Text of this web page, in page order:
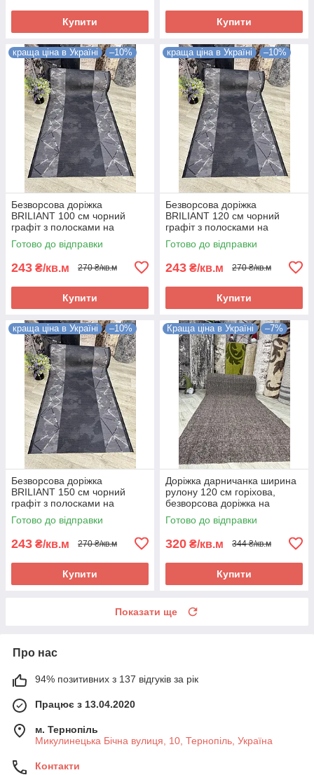
Купити Купити
краща ціна в Україні –10%
Безворсова доріжка
BRILIANT 100 см чорний
графіт з полосками на
підлогу на кухню, в коридор
Готово до відправки
243 ₴/кв.м 270 ₴/кв.м
Купити
краща ціна в Україні –10%
Безворсова доріжка
BRILIANT 120 см чорний
графіт з полосками на
підлогу на кухню, в коридор
Готово до відправки
243 ₴/кв.м 270 ₴/кв.м
Купити
краща ціна в Україні –10%
Безворсова доріжка
BRILIANT 150 см чорний
графіт з полосками на
підлогу на кухню, в коридор
Готово до відправки
243 ₴/кв.м 270 ₴/кв.м
Купити
Краща ціна в Україні –7%
Доріжка дарничанка ширина
рулону 120 см горіхова,
безворсова доріжка на
підлогу, прошита, петельна
Готово до відправки
320 ₴/кв.м 344 ₴/кв.м
Купити
Показати ще
Про нас
94% позитивних з 137 відгуків за рік
Працює з 13.04.2020
м. Тернопіль
Микулинецька Бічна вулиця, 10, Тернопіль, Україна
Контакти